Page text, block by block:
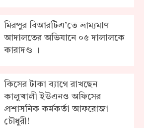
মিরপুর বিআরটিএ’তে ভ্রাম্যমাণ
আদালতের অভিযানে ০৫ দালালকে
কারাদণ্ড ।
কিসের টাকা ব্যাগে রাখছেন
কালুখালী ইউএনও অফিসের
প্রশাসনিক কর্মকর্তা আফরোজা
চৌধুরী!